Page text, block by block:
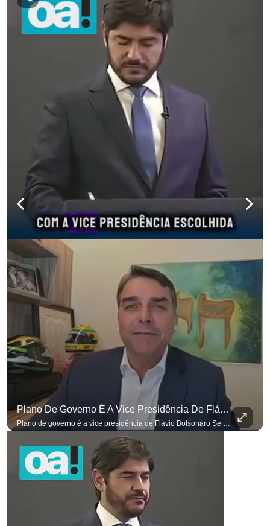
Plano De Governo É A Vice Presidência De Flávio Bolsonaro
Plano de governo é a vice presidência de Flávio Bolsonaro Se você busca informação com credibilidade, inscreva-se agora e ative o